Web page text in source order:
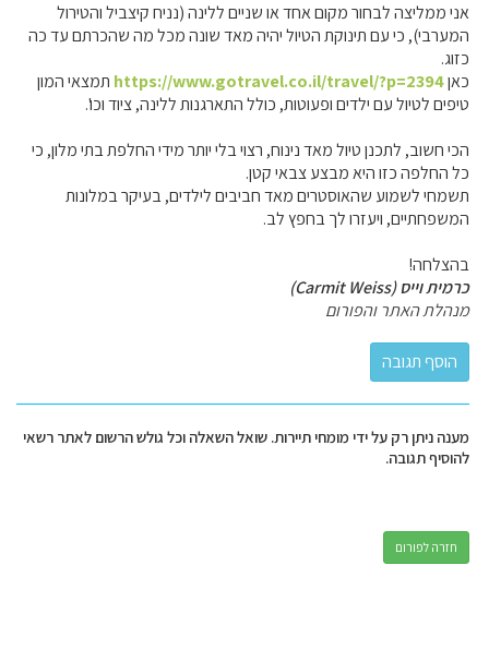
אני ממליצה לבחור מקום אחד או שניים ללינה (נניח קיצביל והטירול
המערבי), כי עם תינוקת הטיול יהיה מאד שונה מכל מה שהכרתם עד כה
כזוג.
כאןhttps://www.gotravel.co.il/travel/?p=2394 תמצאי המון
טיפים לטיול עם ילדים ופעוטות, כולל התארגנות ללינה, ציוד וכו'.
הכי חשוב, לתכנן טיול מאד נינוח, רצוי בלי יותר מידי החלפת בתי מלון, כי
כל החלפה כזו היא מבצע צבאי קטן.
תשמחי לשמוע שהאוסטרים מאד חביבים לילדים, בעיקר במלונות
המשפחתיים, ויעזרו לך בחפץ לב.
בהצלחה!
כרמית וייס (Carmit Weiss)
מנהלת האתר והפורום
מענה ניתן רק על ידי מומחי תיירות. שואל השאלה וכל גולש הרשום לאתר רשאי
להוסיף תגובה.
חזרה לפורום